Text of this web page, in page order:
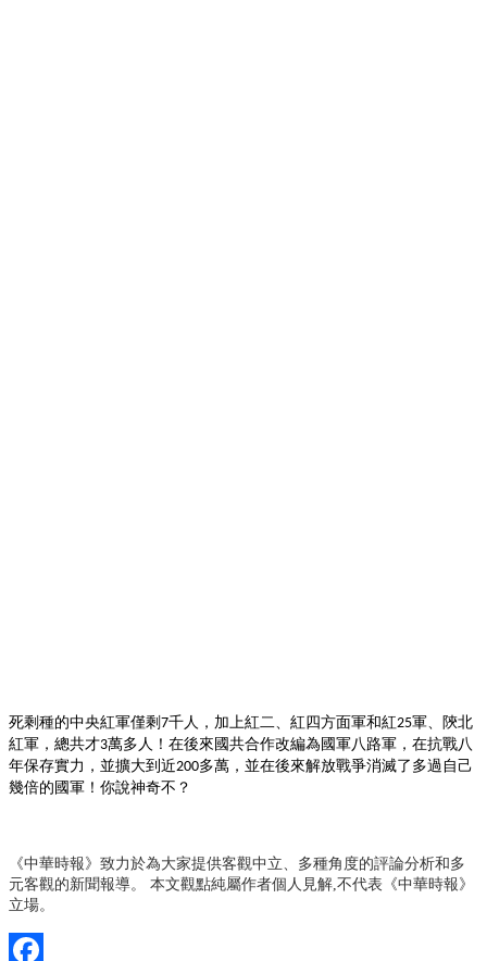
死剩種的中央紅軍僅剩 7千人，加上紅二、紅四方面軍和紅25軍、陝北
紅軍，總共才3萬多人！在後來國共合作改編為國軍八路軍，在抗戰八
年保存實力，並擴大到近200多萬，並在後來解放戰爭消滅了多過自己
幾倍的國軍！你說神奇不？
《中華時報》致力於為大家提供客觀中立、多種角度的評論分析和多
元客觀的新聞報導。 本文觀點純屬作者個人見解,不代表《中華時報》
立場。